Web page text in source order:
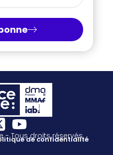
- Tous droits réservés
de confidentialité